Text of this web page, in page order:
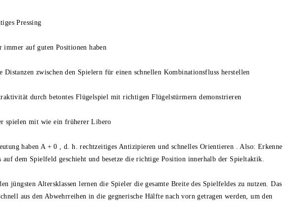
Pressing
immer auf guten Positionen haben
Distanzen zwischen den Spielern für einen schnellen Kombinationsfluss herstellen
durch betontes Flügelspiel mit richtigen Flügelstürmern demonstrieren
spielen mit wie ein früherer Libero
haben A + 0 , d. h. rechtzeitiges Antizipieren und schnelles Orientieren . Also: Erkenne
auf dem Spielfeld geschieht und besetze die richtige Position innerhalb der Spieltaktik.
jüngsten Altersklassen lernen die Spieler die gesamte Breite des Spielfeldes zu nutzen. Das
aus den Abwehrreihen in die gegnerische Hälfte nach vorn getragen werden, um den